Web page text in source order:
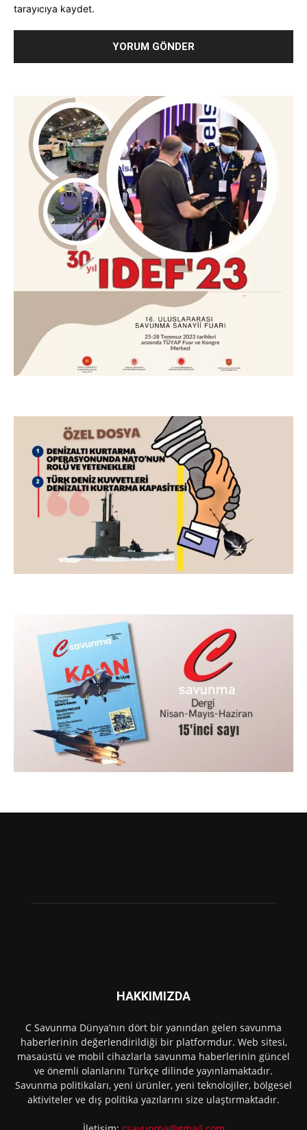
tarayıcıya kaydet.
HAKKIMIZDA
C Savunma Dünya’nın dört bir yanından gelen savunma
haberlerinin değerlendirildiği bir platformdur. Web sitesi,
masaüstü ve mobil cihazlarla savunma haberlerinin güncel
ve önemli olanlarını Türkçe dilinde yayınlamaktadır.
Savunma politikaları, yeni ürünler, yeni teknolojiler, bölgesel
aktiviteler ve dış politika yazılarını size ulaştırmaktadır.